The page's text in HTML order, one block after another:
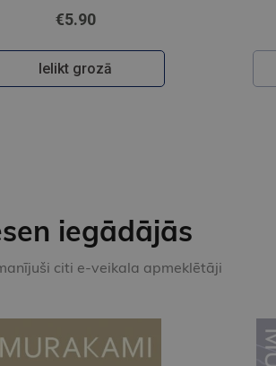
€5.90
Ielikt grozā
iegādājās
citi e-veikala apmeklētāji